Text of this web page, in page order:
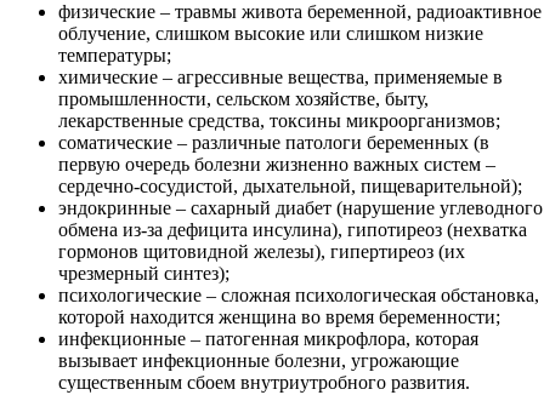
физические – травмы живота беременной, радиоактивное
облучение, слишком высокие или слишком низкие
температуры;
химические – агрессивные вещества, применяемые в
промышленности, сельском хозяйстве, быту,
лекарственные средства, токсины микроорганизмов;
соматические – различные патологи беременных (в
первую очередь болезни жизненно важных систем –
сердечно-сосудистой, дыхательной, пищеварительной);
эндокринные – сахарный диабет (нарушение углеводного
обмена из-за дефицита инсулина), гипотиреоз (нехватка
гормонов щитовидной железы), гипертиреоз (их
чрезмерный синтез);
психологические – сложная психологическая обстановка,
которой находится женщина во время беременности;
инфекционные – патогенная микрофлора, которая
вызывает инфекционные болезни, угрожающие
существенным сбоем внутриутробного развития.